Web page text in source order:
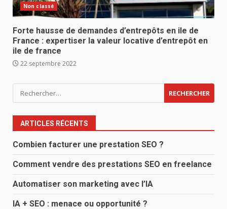
Non classé
Forte hausse de demandes d’entrepôts en ile de
France : expertiser la valeur locative d’entrepôt en
ile de france
22 septembre 2022
Rechercher :
ARTICLES RÉCENTS
Combien facturer une prestation SEO ?
Comment vendre des prestations SEO en freelance
Automatiser son marketing avec l’IA
IA + SEO : menace ou opportunité ?